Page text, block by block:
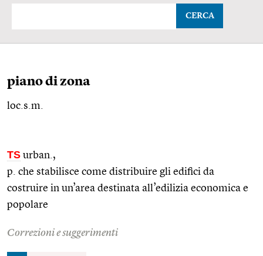
CERCA
piano di zona
loc.s.m.
TS urban. ,
p. che stabilisce come distribuire gli edifici da
costruire in un’area destinata all’edilizia economica e
popolare
Correzioni e suggerimenti